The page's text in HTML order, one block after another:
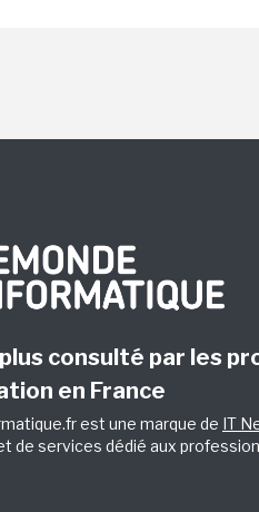
consulté par les
en France
est une marque de IT
de services dédié aux